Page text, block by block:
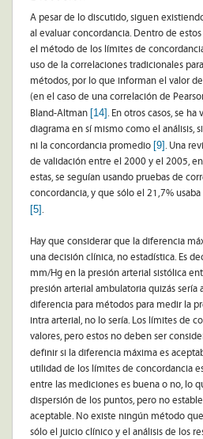
A pesar de lo discutido, siguen
al evaluar concordancia. Dentro de
el método de los límites de
uso de la correlaciones tradicionales
métodos, por lo que informan el valor
(en el caso de una correlación de
Bland-Altman [14]. En otros casos, se ha
diagrama en sí mismo como el análisis,
ni la concordancia promedio [9]. Una
de validación entre el 2000 y el 2005,
estas, se seguían usando pruebas de
concordancia, y que sólo el 21,7%
[5].
Hay que considerar que la diferencia
una decisión clínica, no estadística. Es
mm/Hg en la presión arterial sistólica
presión arterial ambulatoria quizás sería
diferencia para métodos para medir la
intra arterial, no lo sería. Los límites de
valores, pero estos no deben ser
definir si la diferencia máxima es
utilidad de los límites de concordancia
entre las mediciones es buena o no, lo
dispersión de los puntos, pero no
aceptable. No existe ningún método
sólo el juicio clínico y el análisis de los